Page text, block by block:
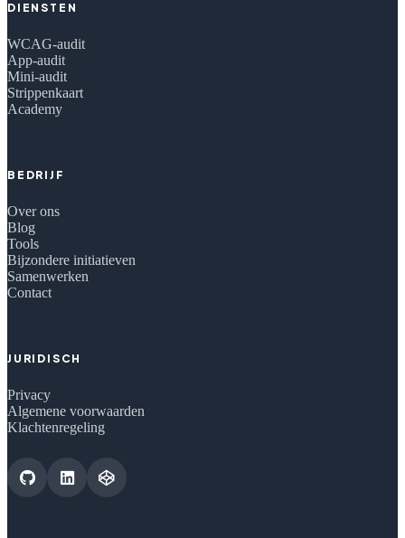
DIENSTEN
WCAG-audit
App-audit
Mini-audit
Strippenkaart
Academy
BEDRIJF
Over ons
Blog
Tools
Bijzondere initiatieven
Samenwerken
Contact
JURIDISCH
Privacy
Algemene voorwaarden
Klachtenregeling